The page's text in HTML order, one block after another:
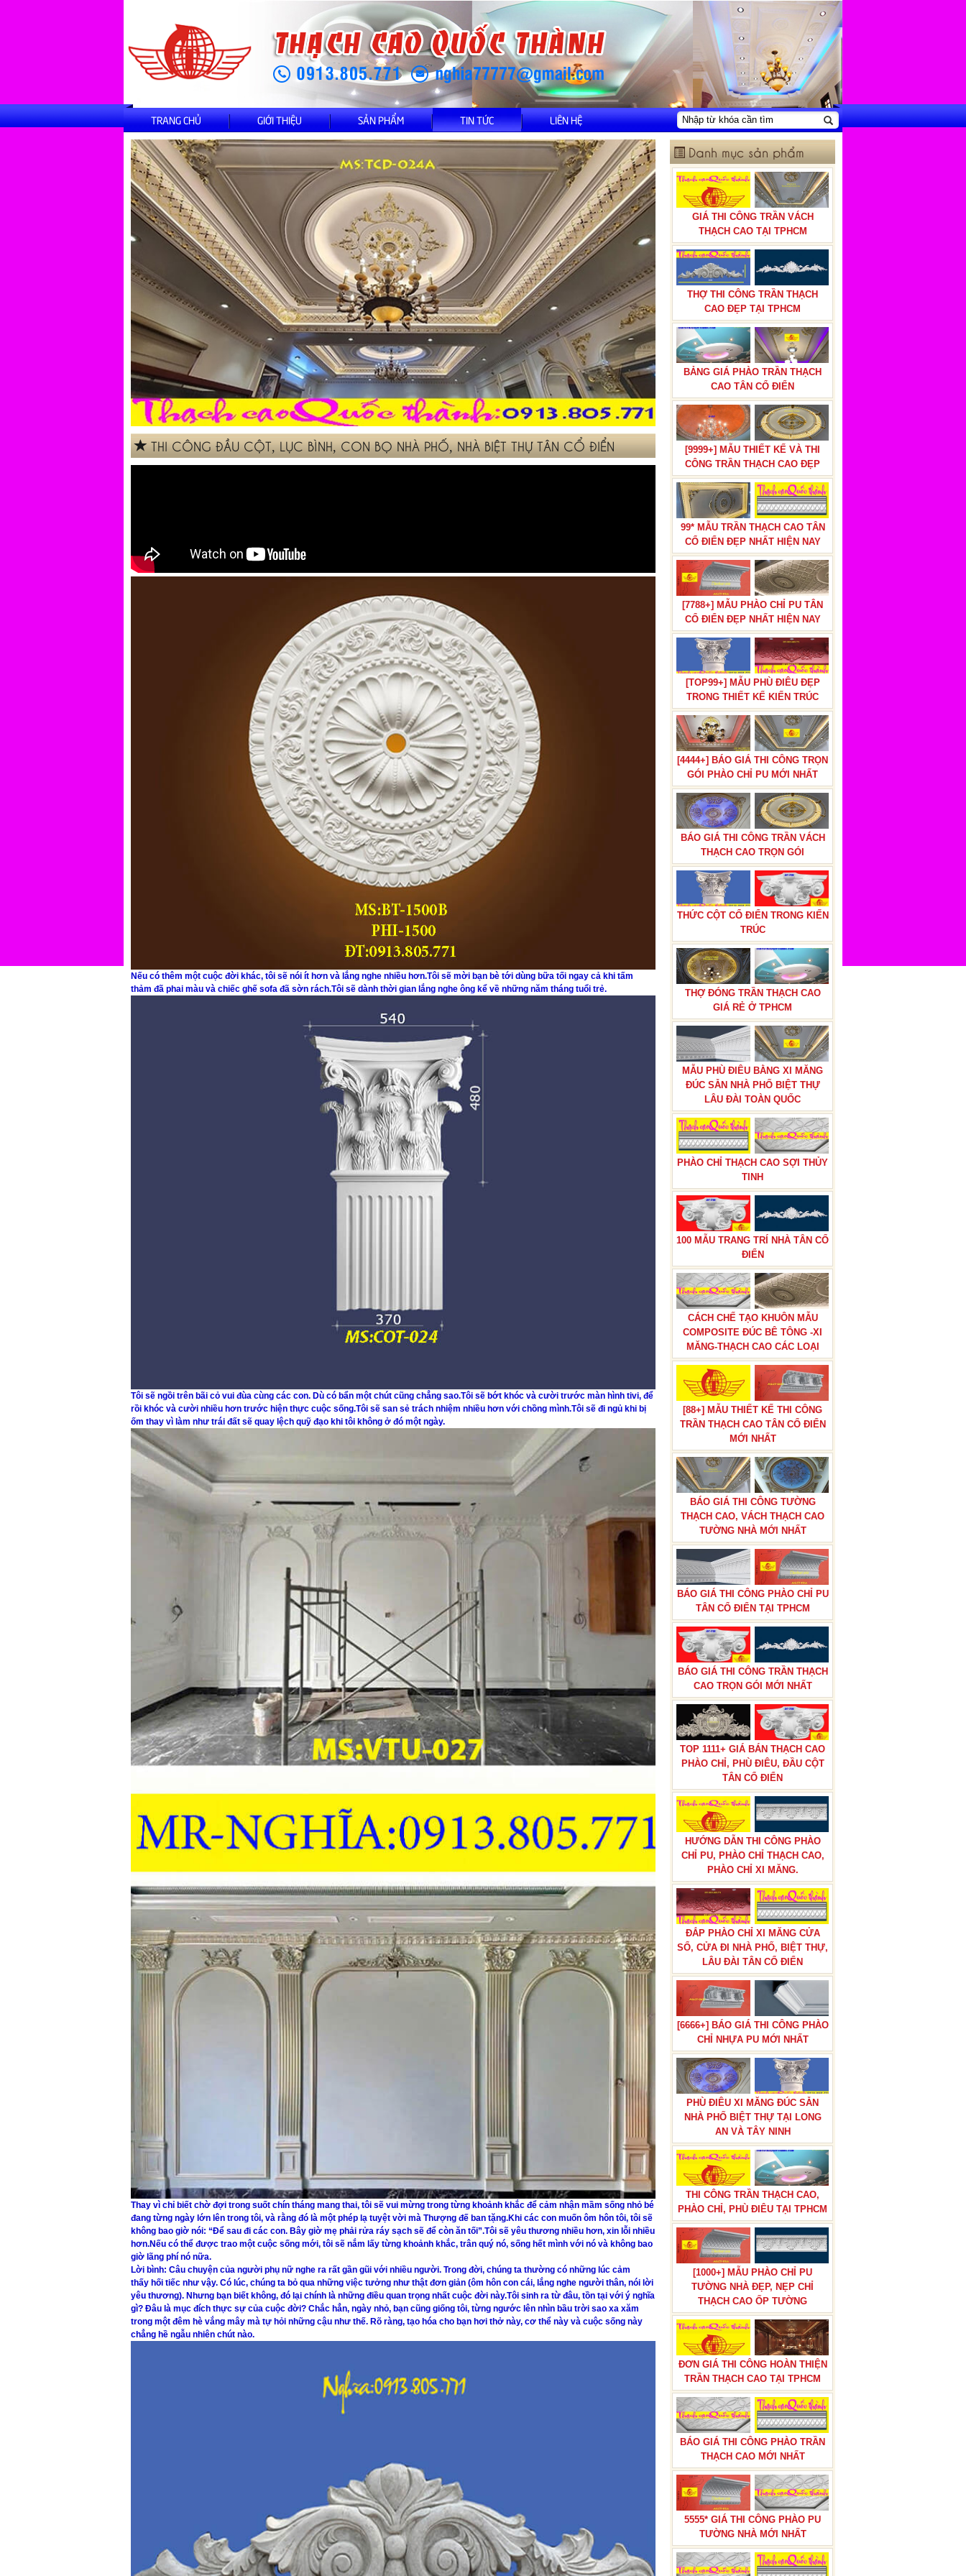
TRANG CHỦ GIỚI THIỆU SẢN PHẨM TIN TỨC LIÊN HỆ
THI CÔNG ĐẦU CỘT, LỤC BÌNH, CON BỌ NHÀ PHỐ, NHÀ BIỆT THỰ TÂN CỔ ĐIỂN
Nếu có thêm một cuộc đời khác, tôi sẽ nói ít hơn và lắng nghe nhiều hơn.Tôi sẽ mời bạn bè tới dùng bữa tối ngay cả khi tấm
thảm đã phai màu và chiếc ghế sofa đã sờn rách.Tôi sẽ dành thời gian lắng nghe ông kể về những năm tháng tuổi trẻ.
Tôi sẽ ngồi trên bãi cỏ vui đùa cùng các con. Dù có bẩn một chút cũng chẳng sao.Tôi sẽ bớt khóc và cười trước màn hình tivi, để
rồi khóc và cười nhiều hơn trước hiện thực cuộc sống.Tôi sẽ san sẻ trách nhiệm nhiều hơn với chồng mình.Tôi sẽ đi ngủ khi bị
ốm thay vì làm như trái đất sẽ quay lệch quỹ đạo khi tôi không ở đó một ngày.
Thay vì chỉ biết chờ đợi trong suốt chín tháng mang thai, tôi sẽ vui mừng trong từng khoảnh khắc để cảm nhận mầm sống nhỏ bé
đang từng ngày lớn lên trong tôi, và rằng đó là một phép lạ tuyệt vời mà Thượng đế ban tặng.Khi các con muốn ôm hôn tôi, tôi sẽ
không bao giờ nói: “Để sau đi các con. Bây giờ mẹ phải rửa ráy sạch sẽ để còn ăn tối”.Tôi sẽ yêu thương nhiều hơn, xin lỗi nhiều
hơn.Nếu có thể được trao một cuộc sống mới, tôi sẽ nắm lấy từng khoảnh khắc, trân quý nó, sống hết mình với nó và không bao
giờ lãng phí nó nữa.
Lời bình: Câu chuyện của người phụ nữ nghe ra rất gần gũi với nhiều người. Trong đời, chúng ta thường có những lúc cảm
thấy hối tiếc như vậy. Có lúc, chúng ta bỏ qua những việc tưởng như thật đơn giản (ôm hôn con cái, lắng nghe người thân, nói lời
yêu thương). Nhưng bạn biết không, đó lại chính là những điều quan trọng nhất cuộc đời này.Tôi sinh ra từ đâu, tồn tại với ý nghĩa
gì? Đâu là mục đích thực sự của cuộc đời? Chắc hẳn, ngày nhỏ, bạn cũng giống tôi, từng ngước lên nhìn bầu trời sao xa xăm
trong một đêm hè vắng mây mà tự hỏi những cậu như thế. Rõ ràng, tạo hóa cho bạn hơi thở này, cơ thể này và cuộc sống này
chẳng hề ngẫu nhiên chút nào.
Danh mục sản phẩm
GIÁ THI CÔNG TRẦN VÁCH
THẠCH CAO TẠI TPHCM
THỢ THI CÔNG TRẦN THẠCH
CAO ĐẸP TẠI TPHCM
BẢNG GIÁ PHÀO TRẦN THẠCH
CAO TÂN CỔ ĐIỂN
[9999+] MẪU THIẾT KẾ VÀ THI
CÔNG TRẦN THẠCH CAO ĐẸP
99* MẪU TRẦN THẠCH CAO TÂN
CỔ ĐIỂN ĐẸP NHẤT HIỆN NAY
[7788+] MẪU PHÀO CHỈ PU TÂN
CỔ ĐIỂN ĐẸP NHẤT HIỆN NAY
[TOP99+] MẪU PHÙ ĐIÊU ĐẸP
TRONG THIẾT KẾ KIẾN TRÚC
[4444+] BÁO GIÁ THI CÔNG TRỌN
GÓI PHÀO CHỈ PU MỚI NHẤT
BÁO GIÁ THI CÔNG TRẦN VÁCH
THẠCH CAO TRỌN GÓI
THỨC CỘT CỔ ĐIỂN TRONG KIẾN
TRÚC
THỢ ĐÓNG TRẦN THẠCH CAO
GIÁ RẺ Ở TPHCM
MẪU PHÙ ĐIÊU BẰNG XI MĂNG
ĐÚC SẴN NHÀ PHỐ BIỆT THỰ
LÂU ĐÀI TOÀN QUỐC
PHÀO CHỈ THẠCH CAO SỢI THỦY
TINH
100 MẪU TRANG TRÍ NHÀ TÂN CỔ
ĐIỂN
CÁCH CHẾ TẠO KHUÔN MẪU
COMPOSITE ĐÚC BÊ TÔNG -XI
MĂNG-THẠCH CAO CÁC LOẠI
[88+] MẪU THIẾT KẾ THI CÔNG
TRẦN THẠCH CAO TÂN CỔ ĐIỂN
MỚI NHẤT
BÁO GIÁ THI CÔNG TƯỜNG
THẠCH CAO, VÁCH THẠCH CAO
TƯỜNG NHÀ MỚI NHẤT
BÁO GIÁ THI CÔNG PHÀO CHỈ PU
TÂN CỔ ĐIỂN TẠI TPHCM
BÁO GIÁ THI CÔNG TRẦN THẠCH
CAO TRỌN GÓI MỚI NHẤT
TOP 1111+ GIÁ BÁN THẠCH CAO
PHÀO CHỈ, PHÙ ĐIÊU, ĐẦU CỘT
TÂN CỔ ĐIỂN
HƯỚNG DẪN THI CÔNG PHÀO
CHỈ PU, PHÀO CHỈ THẠCH CAO,
PHÀO CHỈ XI MĂNG.
ĐẮP PHÀO CHỈ XI MĂNG CỬA
SỔ, CỬA ĐI NHÀ PHỐ, BIỆT THỰ,
LÂU ĐÀI TÂN CỔ ĐIỂN
[6666+] BÁO GIÁ THI CÔNG PHÀO
CHỈ NHỰA PU MỚI NHẤT
PHÙ ĐIÊU XI MĂNG ĐÚC SẴN
NHÀ PHỐ BIỆT THỰ TẠI LONG
AN VÀ TÂY NINH
THI CÔNG TRẦN THẠCH CAO,
PHÀO CHỈ, PHÙ ĐIÊU TẠI TPHCM
[1000+] MẪU PHÀO CHỈ PU
TƯỜNG NHÀ ĐẸP, NẸP CHỈ
THẠCH CAO ỐP TƯỜNG
ĐƠN GIÁ THI CÔNG HOÀN THIỆN
TRẦN THẠCH CAO TẠI TPHCM
BÁO GIÁ THI CÔNG PHÀO TRẦN
THẠCH CAO MỚI NHẤT
5555* GIÁ THI CÔNG PHÀO PU
TƯỜNG NHÀ MỚI NHẤT
BÁO GIÁ THI CÔNG PHÀO CHỈ
PU TÂN CỔ ĐIỂN TẠI TPHCM
BÁO GIÁ THI CÔNG TRẦN THẠCH
CAO TRỌN GÓI
BÁN ĐÔN HOA,TRỤ ĐÔN HOA
CƯỚI TRANG TRÍ LỐI ĐI NHÀ
HÀNG TIỆC CƯỚI
THẠCH CAO ĐẸP QUỐC THÀNH
TƯỢNG BÁC HỒ THẠCH CAO
CHUẨN NHẤT HIỆN NAY GIAO
HÀNG TOÀN QUỐC
ĐÈN NGỦ BẰNG THẠCH CAO,
ĐÈN VÁCH THẠCH CAO CÓ
KHUNG BẰNG THẠCH CAO